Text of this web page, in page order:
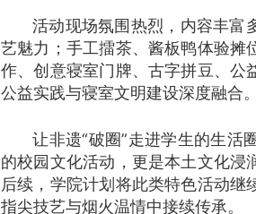
活动现场氛围热烈，内容丰富
艺魅力；手工擂茶、酱板鸭体验摊
作、创意寝室门牌、古字拼豆、公
公益实践与寝室文明建设深度融合。
让非遗“破圈”走进学生的生活
的校园文化活动，更是本土文化浸
后续，学院计划将此类特色活动
指尖技艺与烟火温情中接续传承。